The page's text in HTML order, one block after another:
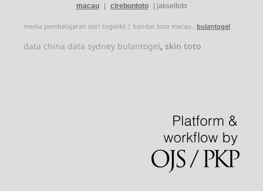
macau
cirebontoto jakseltoto
media pembelajaran dari togel4d | bandar toto macau , bulantogel
data china data sydney bulantogel, skin toto